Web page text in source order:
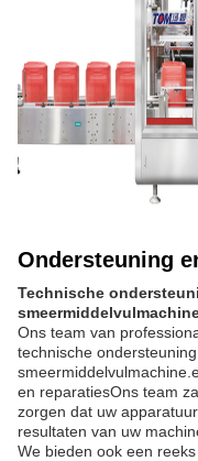
Ondersteuning
Technische
Ons team van
technische
en reparatiesOns team
zorgen dat uw
resultaten van uw
We bieden ook een